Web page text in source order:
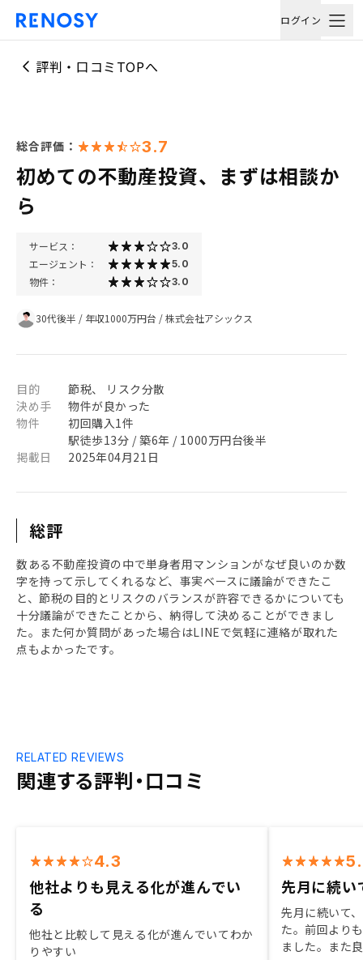
ログイン
評判・口コミTOPへ
総合評価： 3.7
初めての不動産投資、まずは相談か
ら
サービス： 3.0
エージェント： 5.0
物件： 3.0
30代後半 / 年収1000万円台 /株式会社アシックス
目的
節税、 リスク分散
決め手
物件が良かった
物件
初回購入1件
駅徒歩13分 / 築6年 / 1000万円台後半
掲載日
2025年04月21日
総評
数ある不動産投資の中で単身者用マンションがなぜ良いのか数
字を持って示してくれるなど、事実ベースに議論ができたこ
と、節税の目的とリスクのバランスが許容できるかについても
十分議論ができたことから、納得して決めることができまし
た。また何か質問があった場合はLINEで気軽に連絡が取れた
点もよかったです。
関連する評判・口コミ
RELATED REVIEWS
4.3
他社よりも見える化が進んでい
る
他社と比較して見える化が進んでいてわか
りやすい
先月に続い
先月に続いて
た。前回より
ました。また